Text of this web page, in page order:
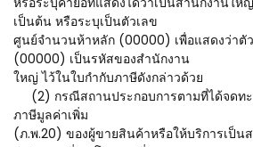
เป็นต้น หรือระบุเป็นตัวเลข
ศูนย์จำนวนห้าหลัก (00000) เพื่อแสดงว่าตั
(00000) เป็นรหัสของสำนักงาน
ใหญ่ ไว้ในใบกำกับภาษีดังกล่าวด้วย
(2) กรณีสถานประกอบการตามที่ได้จดทะ
ภาษีมูลค่าเพิ่ม
(ภ.พ.20) ของผู้ขายสินค้าหรือให้บริการเป็น